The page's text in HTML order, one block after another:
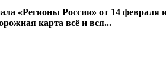
«Регионы России» от 14
карта всё и вся...